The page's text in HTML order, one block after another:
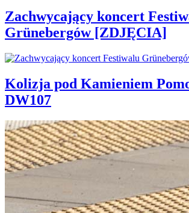
Zachwycający koncert
Grünebergów [ZDJĘCIA]
Kolizja pod Kamieniem
DW107